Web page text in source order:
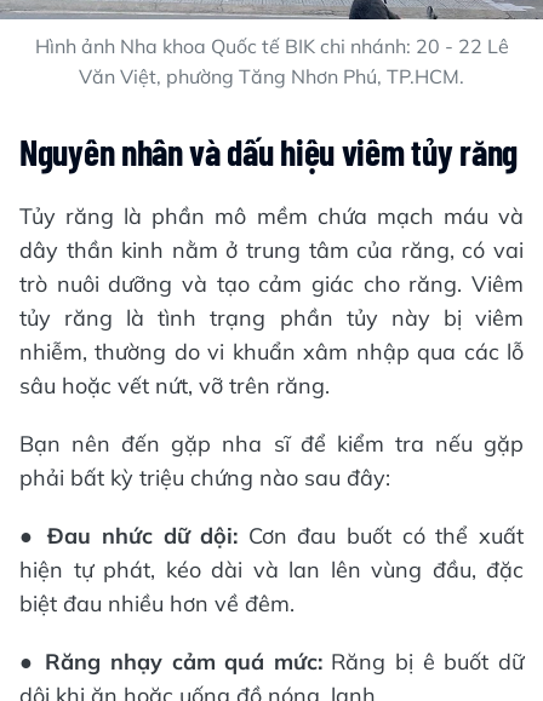
Hình ảnh Nha khoa Quốc tế BIK chi nhánh: 20 - 22 Lê
Văn Việt, phường Tăng Nhơn Phú, TP.HCM.
Nguyên nhân và dấu hiệu viêm tủy răng
Tủy răng là phần mô mềm chứa mạch máu và
dây thần kinh nằm ở trung tâm của răng, có vai
trò nuôi dưỡng và tạo cảm giác cho răng. Viêm
tủy răng là tình trạng phần tủy này bị viêm
nhiễm, thường do vi khuẩn xâm nhập qua các lỗ
sâu hoặc vết nứt, vỡ trên răng.
Bạn nên đến gặp nha sĩ để kiểm tra nếu gặp
phải bất kỳ triệu chứng nào sau đây:
●Đau nhức dữ dội: Cơn đau buốt có thể xuất
hiện tự phát, kéo dài và lan lên vùng đầu, đặc
biệt đau nhiều hơn về đêm.
● Răng nhạy cảm quá mức:Răng bị ê buốt dữ